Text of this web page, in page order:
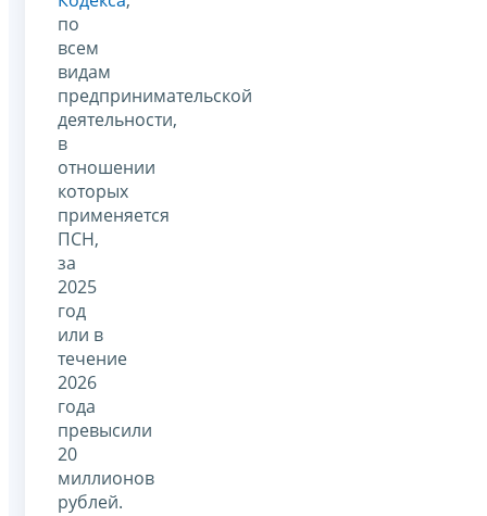
по
всем
видам
предпринимательской
деятельности,
в
отношении
которых
применяется
ПСН,
за
2025
год
или в
течение
2026
года
превысили
20
миллионов
рублей.